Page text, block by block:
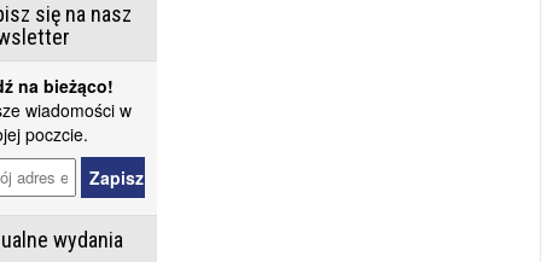
się na nasz
na bieżąco!
wiadomości w
poczcie.
wydania